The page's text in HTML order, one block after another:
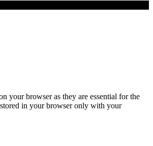
your browser as they are essential for the
in your browser only with your